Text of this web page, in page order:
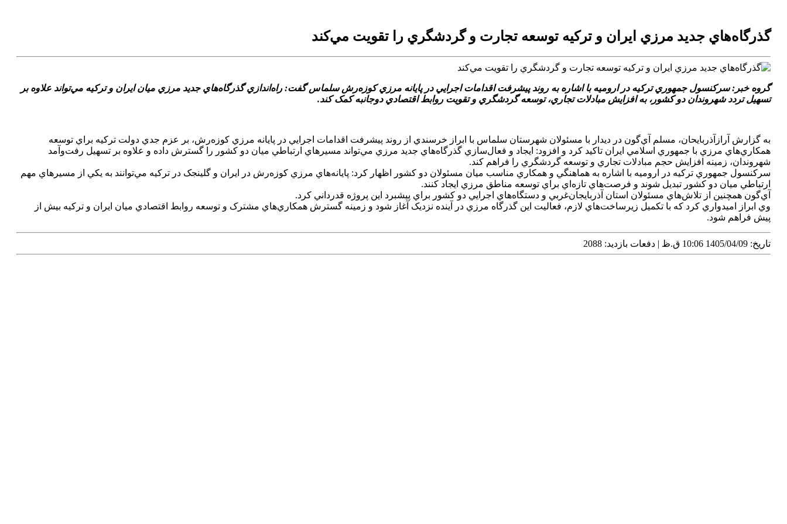
گذرگاه‌هاي جديد مرزي ايران و ترکيه توسعه تجارت و گردشگري را تقويت مي‌کند
گروه خبر: سرکنسول جمهوري ترکيه در اروميه با اشاره به روند پيشرفت اقدامات اجرايي در پايانه مرزي کوزه‌رش سلماس گفت: راه‌اندازي گذرگاه‌هاي جديد مرزي ميان ايران و ترکيه مي‌تواند علاوه بر
تسهيل تردد شهروندان دو کشور، به افزايش مبادلات تجاري، توسعه گردشگري و تقويت روابط اقتصادي دوجانبه کمک کند.
به گزارش آرازآذربايحان، مسلم آي‌گون در ديدار با مسئولان شهرستان سلماس با ابراز خرسندي از روند پيشرفت اقدامات اجرايي در پايانه مرزي کوزه‌رش، بر عزم جدي دولت ترکيه براي توسعه
همکاري‌هاي مرزي با جمهوري اسلامي ايران تاکيد کرد و افزود: ايجاد و فعال‌سازي گذرگاه‌هاي جديد مرزي مي‌تواند مسيرهاي ارتباطي ميان دو کشور را گسترش داده و علاوه بر تسهيل رفت‌وآمد
شهروندان، زمينه افزايش حجم مبادلات تجاري و توسعه گردشگري را فراهم کند.
سرکنسول جمهوري ترکيه در اروميه با اشاره به هماهنگي و همکاري مناسب ميان مسئولان دو کشور اظهار کرد: پايانه‌هاي مرزي کوزه‌رش در ايران و گلينجک در ترکيه مي‌توانند به يکي از مسيرهاي مهم
ارتباطي ميان دو کشور تبديل شوند و فرصت‌هاي تازه‌اي براي توسعه مناطق مرزي ايجاد کنند.
آي‌گون همچنين از تلاش‌هاي مسئولان استان آذربايجان‌غربي و دستگاه‌هاي اجرايي دو کشور براي پيشبرد اين پروژه قدرداني کرد.
وي ابراز اميدواري کرد که با تکميل زيرساخت‌هاي لازم، فعاليت اين گذرگاه مرزي در آينده نزديک آغاز شود و زمينه گسترش همکاري‌هاي مشترک و توسعه روابط اقتصادي ميان ايران و ترکيه بيش از
پيش فراهم شود.
تاریخ: 1405/04/09 10:06 ق.ظ | دفعات بازدید: 2088